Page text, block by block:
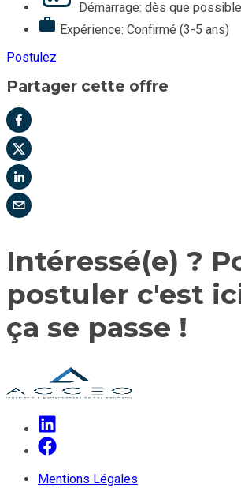
Démarrage: dès que possible
Expérience: Confirmé (3-5 ans)
Postulez
Partager cette offre
Intéressé(e) ?
postuler c'est
ça se passe !
Mentions Légales